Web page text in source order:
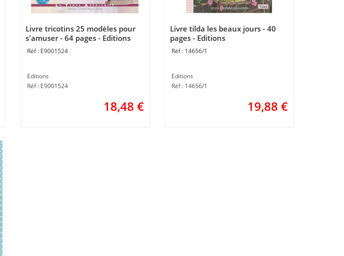
Livre tricotins 25 modèles pour
s'amuser - 64 pages - Editions
E9001524
Editions
Réf : E9001524
18,48 €
Livre tilda les beaux jours - 40
pages - Editions
14656/1
Editions
Réf : 14656/1
19,88 €